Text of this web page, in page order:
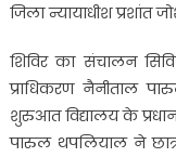
जिला न्यायाधीश प्रशांत
शिविर का संचालन
प्राधिकरण नैनीताल
शुरुआत विद्यालय के
पारुल थपलियाल ने